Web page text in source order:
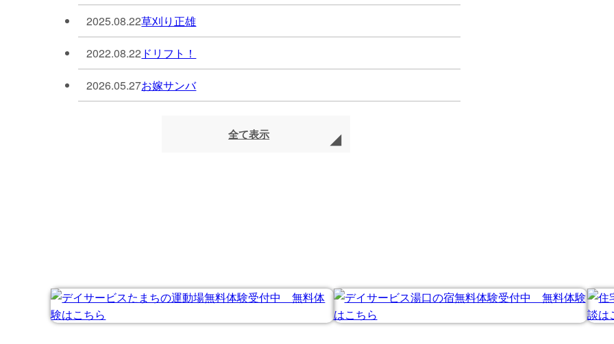
2025.08.22草刈り正雄
2022.08.22 ドリフト！
2026.05.27お嫁サンバ
全て表示